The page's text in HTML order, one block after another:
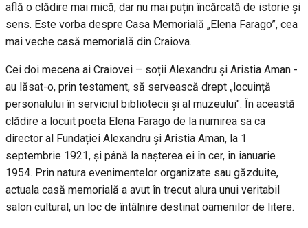
află o clădire mai mică, dar nu mai puțin încărcată de istorie și
sens. Este vorba despre Casa Memorială „Elena Farago”, cea
mai veche casă memorială din Craiova.
Cei doi mecena ai Craiovei – soții Alexandru și Aristia Aman -
au lăsat-o, prin testament, să servească drept „locuință
personalului în serviciul bibliotecii și al muzeului". În această
clădire a locuit poeta Elena Farago de la numirea sa ca
director al Fundației Alexandru și Aristia Aman, la 1
septembrie 1921, și până la nașterea ei în cer, în ianuarie
1954. Prin natura evenimentelor organizate sau găzduite,
actuala casă memorială a avut în trecut alura unui veritabil
salon cultural, un loc de întâlnire destinat oamenilor de litere.